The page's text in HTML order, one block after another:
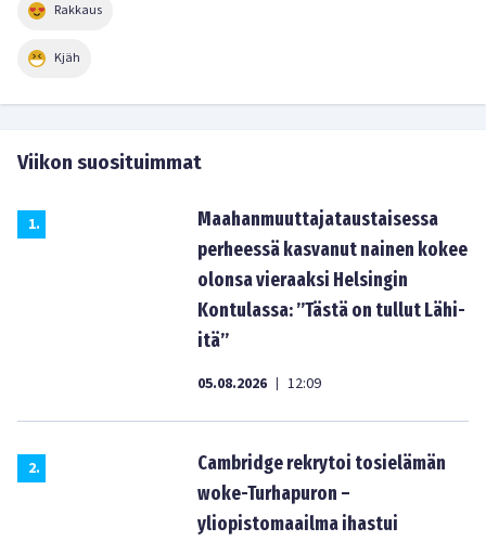
Rakkaus
Kjäh
Viikon suosituimmat
1.
Maahanmuuttajataustaisessa
perheessä kasvanut nainen kokee
olonsa vieraaksi Helsingin
Kontulassa: ”Tästä on tullut Lähi-
itä”
05.08.2026 | 12:09
2.
Cambridge rekrytoi tosielämän
woke-Turhapuron –
yliopistomaailma ihastui